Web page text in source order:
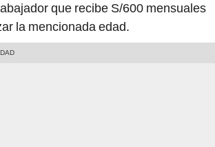
que recibe S/600 mensuales
la mencionada edad.